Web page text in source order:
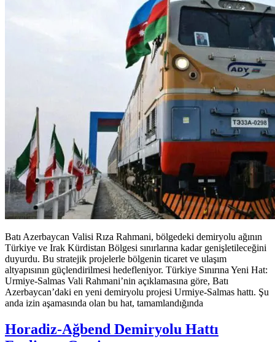
Batı Azerbaycan Valisi Rıza Rahmani, bölgedeki demiryolu ağının
Türkiye ve Irak Kürdistan Bölgesi sınırlarına kadar genişletileceğini
duyurdu. Bu stratejik projelerle bölgenin ticaret ve ulaşım
altyapısının güçlendirilmesi hedefleniyor. Türkiye Sınırına Yeni Hat:
Urmiye-Salmas Vali Rahmani’nin açıklamasına göre, Batı
Azerbaycan’daki en yeni demiryolu projesi Urmiye-Salmas hattı. Şu
anda izin aşamasında olan bu hat, tamamlandığında
Horadiz-Ağbend Demiryolu Hattı